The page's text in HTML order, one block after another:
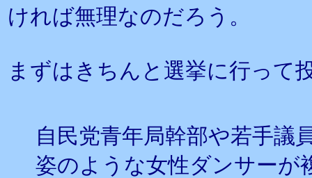
ければ無理なのだろう。
まずはきちんと選挙に行って
自民党青年局幹部や若手議
姿のような女性ダンサーが